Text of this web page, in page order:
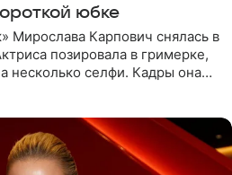
юбке
Мирослава Карпович снялась в
позировала в гримерке,
несколько селфи. Кадры она